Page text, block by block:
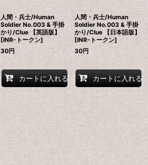
人間・兵士/Human
Soldier No.003 & 手掛
かり/Clue 【英語版】
[INR-トークン]
30円
カートに入れる
人間・兵士/Human
Soldier No.003 & 手掛
かり/Clue 【日本語版】
[INR-トークン]
30円
カートに入れる